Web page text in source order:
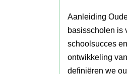
Aanleiding
basisscholen is
schoolsucces
ontwikkeling
definiëren we